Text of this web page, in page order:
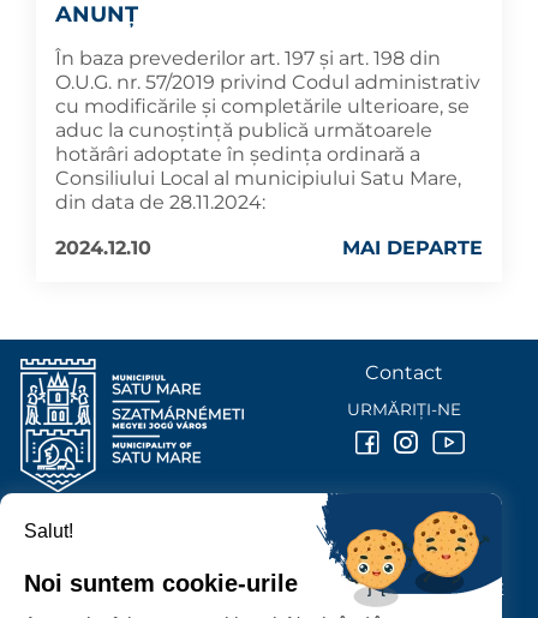
ANUNȚ
În baza prevederilor art. 197 și art. 198 din
O.U.G. nr. 57/2019 privind Codul administrativ
cu modificările și completările ulterioare, se
aduc la cunoştinţă publică următoarele
hotărâri adoptate în şedinţa ordinară a
Consiliului Local al municipiului Satu Mare,
din data de 28.11.2024:
2024.12.10
MAI DEPARTE
PRIMĂRIA MUNICIPIULUI
P-ȚA 25 OCTOMBRIE, NR. 1 CORP M, 440026 SATU MARE
Contact
URMĂRIȚI-NE
Salut!
Noi suntem cookie-urile